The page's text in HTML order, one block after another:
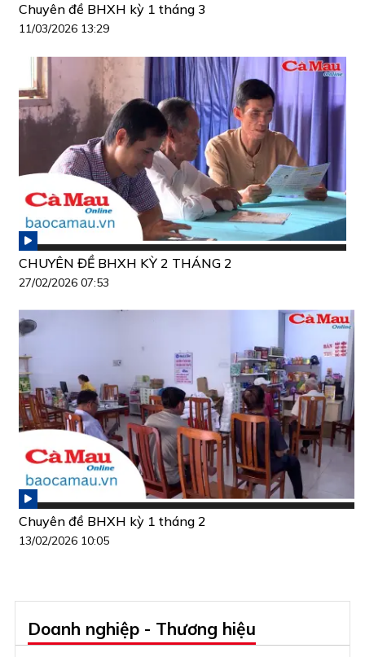
Chuyên đề BHXH kỳ 1 tháng 3
11/03/2026 13:29
CHUYÊN ĐỀ BHXH KỲ 2 THÁNG 2
27/02/2026 07:53
Chuyên đề BHXH kỳ 1 tháng 2
13/02/2026 10:05
Doanh nghiệp - Thương hiệu